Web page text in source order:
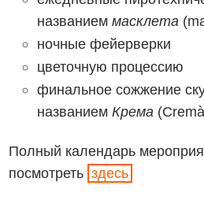
названием масклета
ночные фейерверки
цветочную процессию
финальное сожжение
названием Крема
Полный календарь
посмотреть здесь